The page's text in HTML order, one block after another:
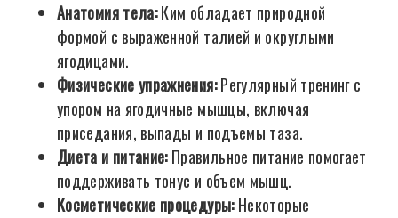
Анатомия тела:Ким обладает природной
формой с выраженной талией и округлыми
ягодицами.
Физические упражнения:Регулярный тренинг с
упором на ягодичные мышцы, включая
приседания, выпады и подъемы таза.
Диета и питание:Правильное питание помогает
поддерживать тонус и объем мышц.
Косметические процедуры:Некоторые